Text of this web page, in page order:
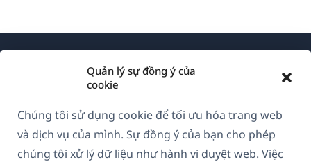
Quản lý sự đồng ý của
cookie
Chúng tôi sử dụng cookie để tối ưu hóa trang web
và dịch vụ của mình. Sự đồng ý của bạn cho phép
chúng tôi xử lý dữ liệu như hành vi duyệt web. Việc
GDPR & Chính sách Bảo mật